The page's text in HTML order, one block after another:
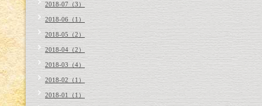
2018-07（3）
2018-06（1）
2018-05（2）
2018-04（2）
2018-03（4）
2018-02（1）
2018-01（1）